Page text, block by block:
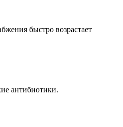
быстро возрастает
антибиотики.